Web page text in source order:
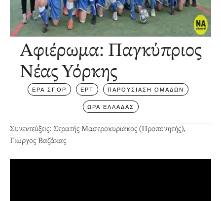
Αφιέρωμα: Παγκύπριος
Νέας Υόρκης
ΕΡΑ ΣΠΟΡ ΕΡΤ ΠΑΡΟΥΣΙΑΣΗ ΟΜΑΔΩΝ
ΩΡΑ ΕΛΛΑΔΑΣ
Συνεντεύξεις: Στρατής Μαστροκυριάκος (Προπονητής),
Γιώργος Βαζάκας